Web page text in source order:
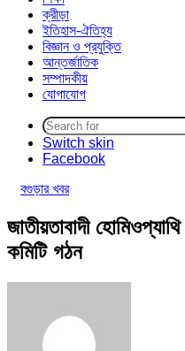
ক্রীড়া
ইতিহাস-ঐতিহ্য
বিজ্ঞান ও প্রযুক্তি
আন্তর্জাতিক
সম্পাদকীয়
যোগাযোগ
Switch skin
Facebook
বগুড়ার খবর
জাতীয়তাবাদী
কমিটি গঠন